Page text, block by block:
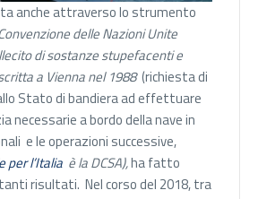
anche attraverso lo strumento
delle Nazioni Unite
di sostanze stupefacenti e
a Vienna nel 1988(richiesta di
Stato di bandiera ad effettuare
necessarie a bordo della nave in
e le operazioni successive,
per l’Italia è la DCSA),ha fatto
risultati. Nel corso del 2018, tra